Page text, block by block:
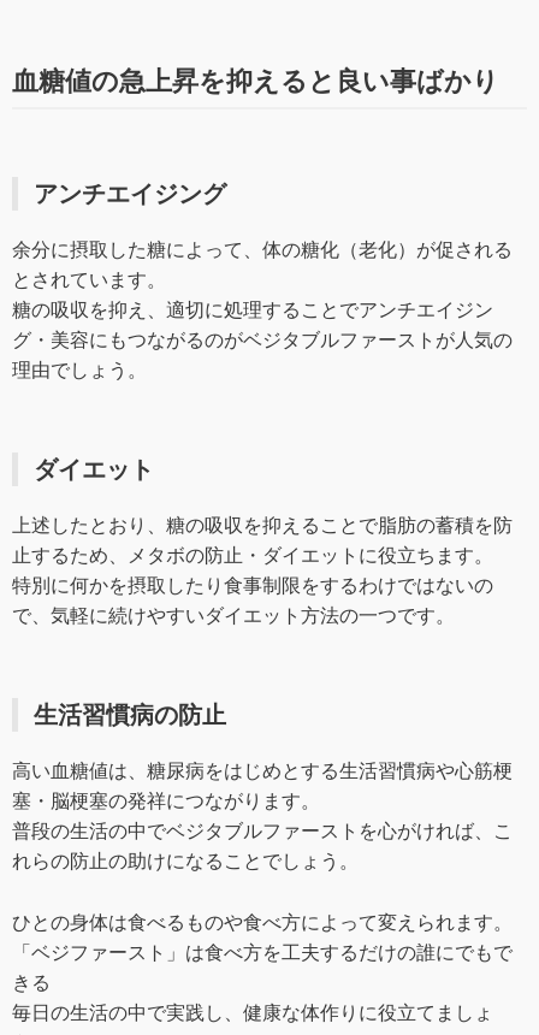
血糖値の急上昇を抑えると良い事ばかり
アンチエイジング
余分に摂取した糖によって、体の糖化（老化）が促される
とされています。
糖の吸収を抑え、適切に処理することでアンチエイジン
グ・美容にもつながるのがベジタブルファーストが人気の
理由でしょう。
ダイエット
上述したとおり、糖の吸収を抑えることで脂肪の蓄積を防
止するため、メタボの防止・ダイエットに役立ちます。
特別に何かを摂取したり食事制限をするわけではないの
で、気軽に続けやすいダイエット方法の一つです。
生活習慣病の防止
高い血糖値は、糖尿病をはじめとする生活習慣病や心筋梗
塞・脳梗塞の発祥につながります。
普段の生活の中でベジタブルファーストを心がければ、こ
れらの防止の助けになることでしょう。
ひとの身体は食べるものや食べ方によって変えられます。
「ベジファースト」は食べ方を工夫するだけの誰にでもで
きる
毎日の生活の中で実践し、健康な体作りに役立てましょ